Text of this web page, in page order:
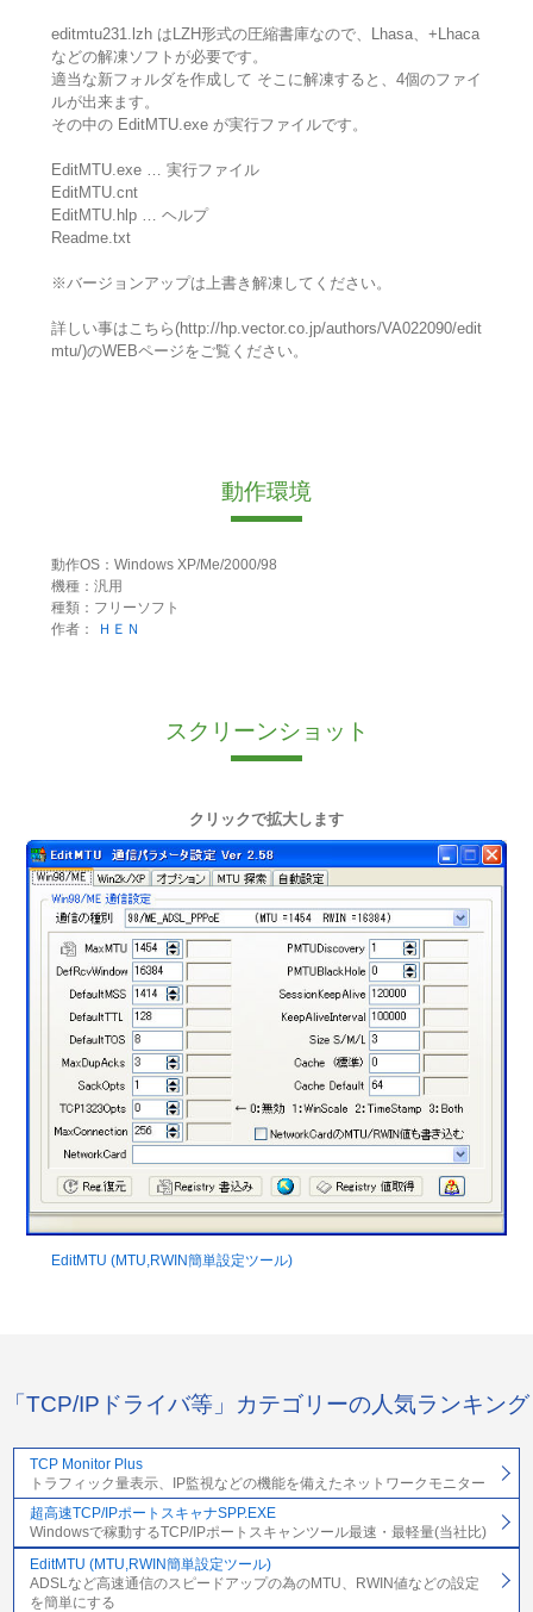
editmtu231.lzh はLZH形式の圧縮書庫なので、Lhasa、+Lhaca
などの解凍ソフトが必要です。
適当な新フォルダを作成して そこに解凍すると、4個のファイ
ルが出来ます。
その中の EditMTU.exe が実行ファイルです。
EditMTU.exe … 実行ファイル
EditMTU.cnt
EditMTU.hlp … ヘルプ
Readme.txt
※バージョンアップは上書き解凍してください。
詳しい事はこちら(http://hp.vector.co.jp/authors/VA022090/edit
mtu/)のWEBページをご覧ください。
動作環境
動作OS：Windows XP/Me/2000/98
機種：汎用
種類：フリーソフト
作者：
ＨＥＮ
スクリーンショット
クリックで拡大します
EditMTU (MTU,RWIN簡単設定ツール)
「TCP/IPドライバ等」カテゴリーの人気ランキング
TCP Monitor Plus
トラフィック量表示、IP監視などの機能を備えたネットワークモニター
超高速TCP/IPポートスキャナSPP.EXE
Windowsで稼動するTCP/IPポートスキャンツール最速・最軽量(当社比)
EditMTU (MTU,RWIN簡単設定ツール)
ADSLなど高速通信のスピードアップの為のMTU、RWIN値などの設定
を簡単にする